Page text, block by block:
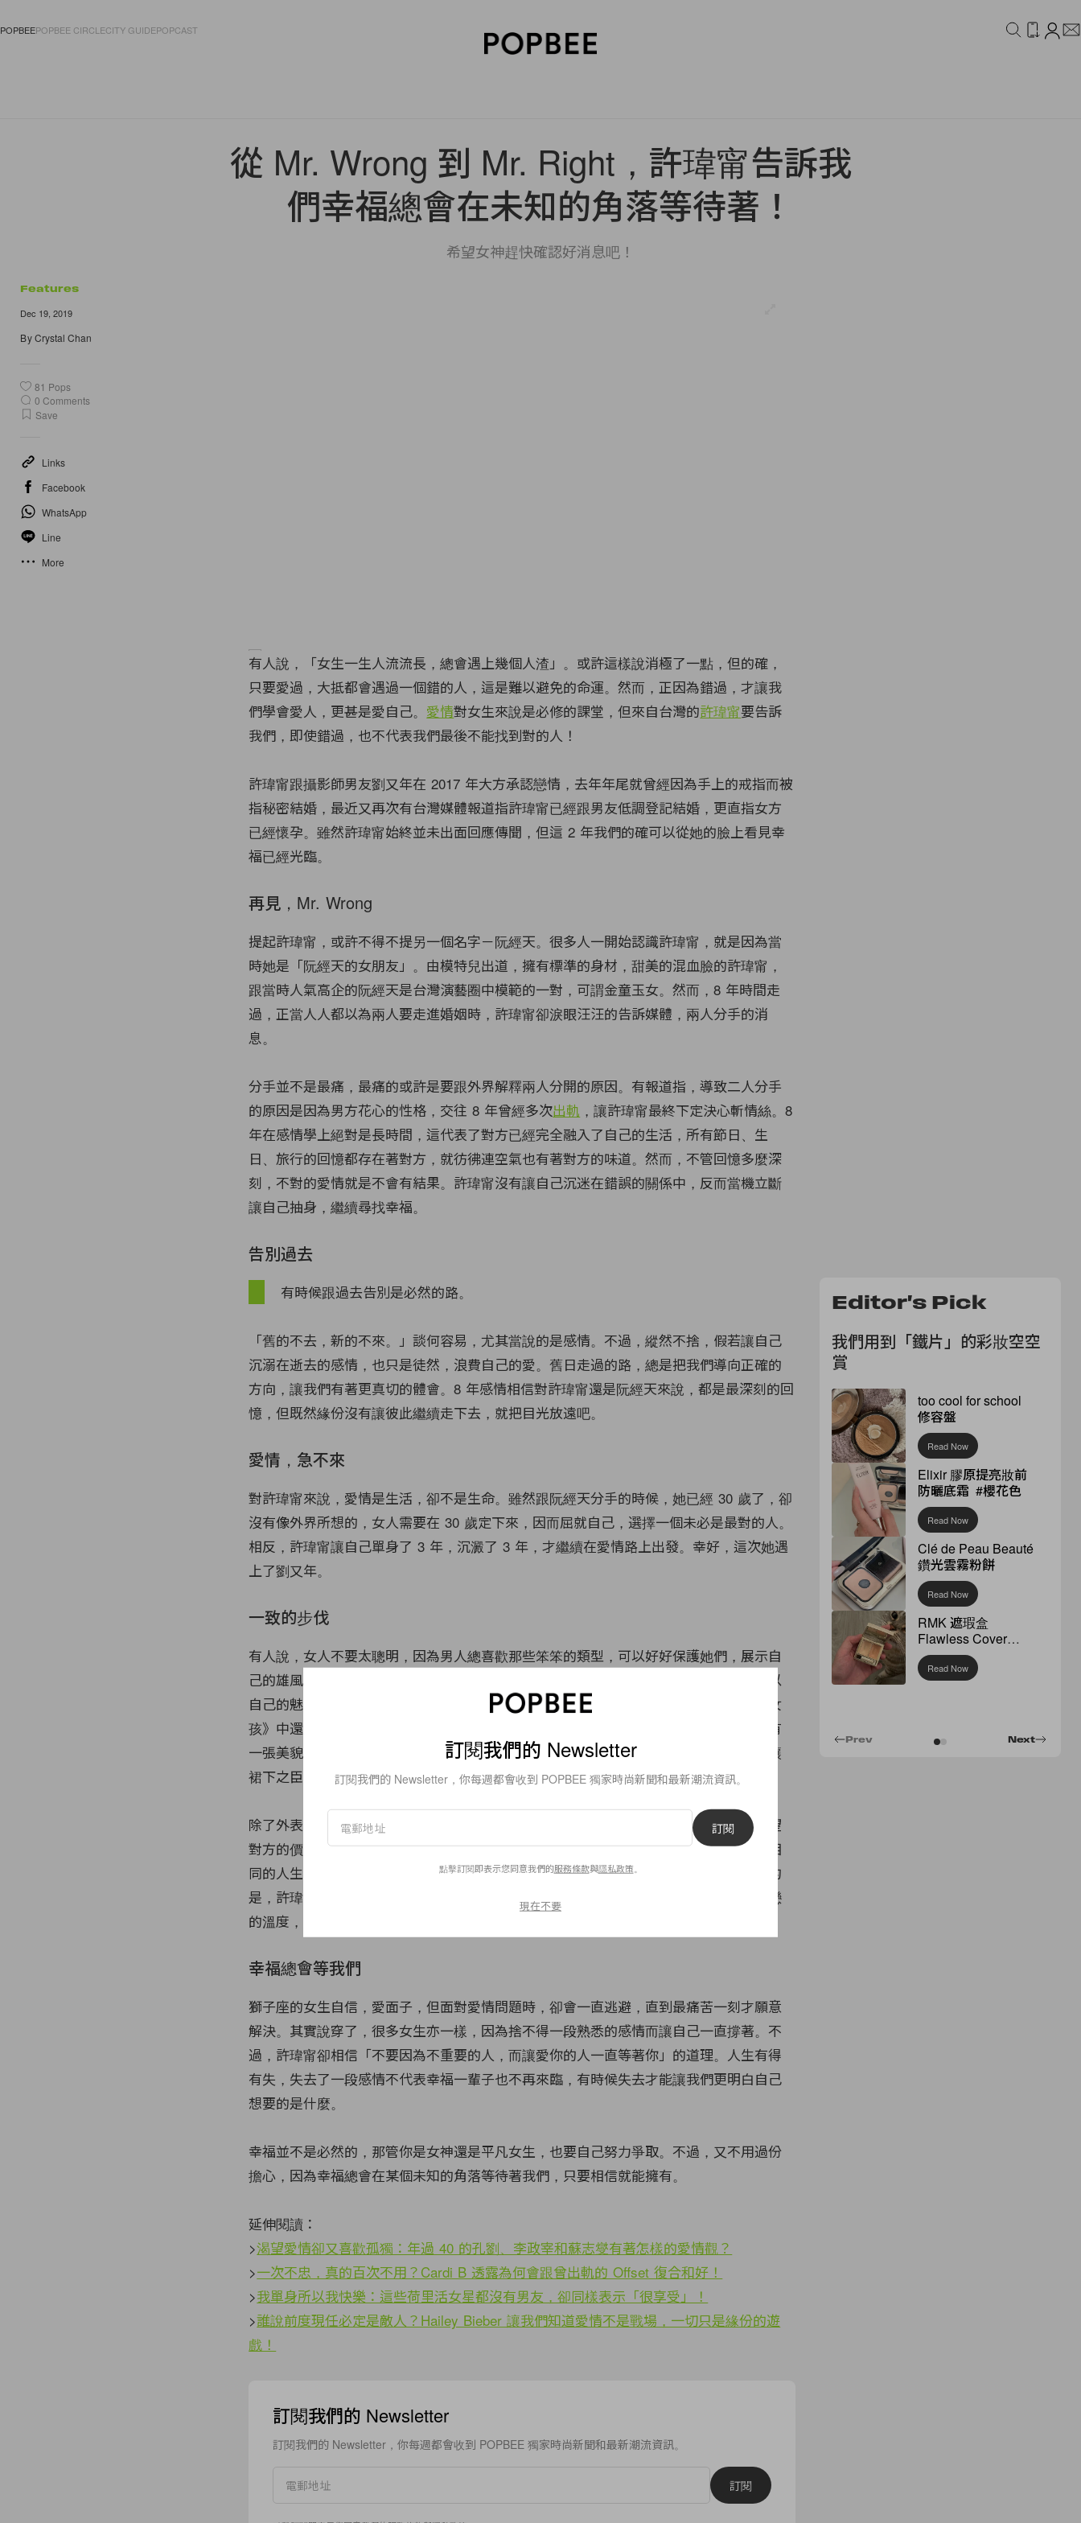
POPBEEPOPBEE CIRCLECITY GUIDEPOPCAST
從 Mr. Wrong 到 Mr. Right，許瑋甯告訴我
們幸福總會在未知的角落等待著！
希望女神趕快確認好消息吧！
Features
Dec 19, 2019
ByCrystal Chan
81 Pops
0 Comments
Save
Links
Facebook
WhatsApp
Line
More
有人說，「女生一生人流流長，總會遇上幾個人渣」。或許這樣說消極了一點，但的確，
只要愛過，大抵都會遇過一個錯的人，這是難以避免的命運。然而，正因為錯過，才讓我
們學會愛人，更甚是愛自己。 愛情對女生來說是必修的課堂，但來自台灣的許瑋甯要告訴
我們，即使錯過，也不代表我們最後不能找到對的人！
許瑋甯跟攝影師男友劉又年在 2017 年大方承認戀情，去年年尾就曾經因為手上的戒指而被
指秘密結婚，最近又再次有台灣媒體報道指許瑋甯已經跟男友低調登記結婚，更直指女方
已經懷孕。雖然許瑋甯始終並未出面回應傳聞，但這 2 年我們的確可以從她的臉上看見幸
福已經光臨。
再見，Mr. Wrong
提起許瑋甯，或許不得不提另一個名字－阮經天。很多人一開始認識許瑋甯，就是因為當
時她是「阮經天的女朋友」。由模特兒出道，擁有標準的身材，甜美的混血臉的許瑋甯，
跟當時人氣高企的阮經天是台灣演藝圈中模範的一對，可謂金童玉女。然而，8 年時間走
過，正當人人都以為兩人要走進婚姻時，許瑋甯卻淚眼汪汪的告訴媒體，兩人分手的消
息。
分手並不是最痛，最痛的或許是要跟外界解釋兩人分開的原因。有報道指，導致二人分手
的原因是因為男方花心的性格，交往 8 年曾經多次出軌 ，讓許瑋甯最終下定決心斬情絲。8
年在感情學上絕對是長時間，這代表了對方已經完全融入了自己的生活，所有節日、生
日、旅行的回憶都存在著對方，就彷彿連空氣也有著對方的味道。然而，不管回憶多麼深
刻，不對的愛情就是不會有結果。許瑋甯沒有讓自己沉迷在錯誤的關係中，反而當機立斷
讓自己抽身，繼續尋找幸福。
告別過去
有時候跟過去告別是必然的路。
「舊的不去，新的不來。」談何容易，尤其當說的是感情。不過，縱然不捨，假若讓自己
沉溺在逝去的感情，也只是徒然，浪費自己的愛。舊日走過的路，總是把我們導向正確的
方向，讓我們有著更真切的體會。8 年感情相信對許瑋甯還是阮經天來說，都是最深刻的回
憶，但既然緣份沒有讓彼此繼續走下去，就把目光放遠吧。
愛情，急不來
對許瑋甯來說，愛情是生活，卻不是生命。雖然跟阮經天分手的時候，她已經 30 歲了，卻
沒有像外界所想的，女人需要在 30 歲定下來，因而屈就自己，選擇一個未必是最對的人。
相反，許瑋甯讓自己單身了 3 年，沉澱了 3 年，才繼續在愛情路上出發。幸好，這次她遇
上了劉又年。
一致的步伐
有人說，女人不要太聰明，因為男人總喜歡那些笨笨的類型，可以好好保護她們，展示自
己的雄風。不過，對於獅子座的許瑋甯來說，相比起當一個愚笨聽話的花瓶，她更渴望以
自己的魅力來吸引對方。許瑋甯近年一直醉心電影工作，角色一個接一個，在《紅衣小女
孩》中還有著非常亮眼的表現，讓人印象深刻。許瑋甯的努力讓我們知道，她並不是只有
一張美貌，而是真的擁有著演技才華，而有才華和自信的女生，總是有著懾人的魅力，讓
裙下之臣為她傾倒。
除了外表的吸引，兩人的相處才是關係的重點。許瑋甯曾經說過，在挑選另一半時，渴望
對方的價值觀、生活觀與未來觀都跟自己相同，因為大家對事物的看法一致，才能有著相
同的人生步伐，繼續走下去。雖然未知道劉又年是否就是這樣的一個伴侶，但可以知道的
是，許瑋甯曾經透露對方在北京生活和工作，兩人一個月才會見面一次，卻能保持著熱戀
的溫度，可見兩人對這段感情也相當認真地付出。
幸福總會等我們
獅子座的女生自信，愛面子，但面對愛情問題時，卻會一直逃避，直到最痛苦一刻才願意
解決。其實說穿了，很多女生亦一樣，因為捨不得一段熟悉的感情而讓自己一直撐著。不
過，許瑋甯卻相信「不要因為不重要的人，而讓愛你的人一直等著你」的道理。人生有得
有失，失去了一段感情不代表幸福一輩子也不再來臨，有時候失去才能讓我們更明白自己
想要的是什麼。
幸福並不是必然的，那管你是女神還是平凡女生，也要自己努力爭取。不過，又不用過份
擔心，因為幸福總會在某個未知的角落等待著我們，只要相信就能擁有。
延伸閱讀：
>渴望愛情卻又喜歡孤獨：年過 40 的孔劉、李政宰和蘇志燮有著怎樣的愛情觀？
>一次不忠，真的百次不用？Cardi B 透露為何會跟曾出軌的 Offset 復合和好！
>我單身所以我快樂：這些荷里活女星都沒有男友，卻同樣表示「很享受」！
>誰說前度現任必定是敵人？Hailey Bieber 讓我們知道愛情不是戰場，一切只是緣份的遊
戲！
訂閱我們的 Newsletter
訂閱我們的 Newsletter，你每週都會收到 POPBEE 獨家時尚新聞和最新潮流資訊。
訂閱
Editor's Pick
我們用到「鐵片」的彩妝空空
賞
too cool for school
修容盤
Read Now
Elixir 膠原提亮妝前
防曬底霜 #櫻花色
Read Now
Clé de Peau Beauté
鑽光雲霧粉餅
Read Now
RMK 遮瑕盒
Flawless Cover
Concealer
Read Now
Next
Prev
訂閱我們的 Newsletter
訂閱我們的 Newsletter，你每週都會收到 POPBEE 獨家時尚新聞和最新潮流資訊。
訂閱
點擊訂閱即表示您同意我們的服務條款與隱私政策
現在不要